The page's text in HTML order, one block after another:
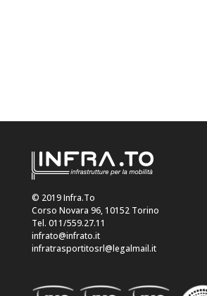
© 2019 Infra.To
Corso Novara 96, 10152 Torino
Tel. 011/559.27.11
infrato@infrato.it
infratrasportitosrl@legalmail.it